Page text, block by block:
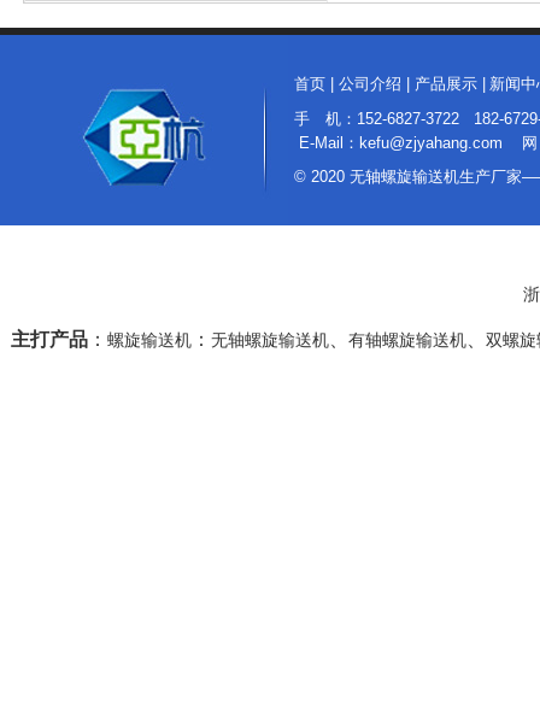
首页 公司介绍 产品展示
新闻中
手 机：152-6827-3722 182-
E-Mail：kefu@zjyahang.com
© 2020 无轴螺旋输送机生产厂家
主打产品 ： 螺旋输送机 ： 无轴螺旋输送机 有轴螺旋输送机 双螺